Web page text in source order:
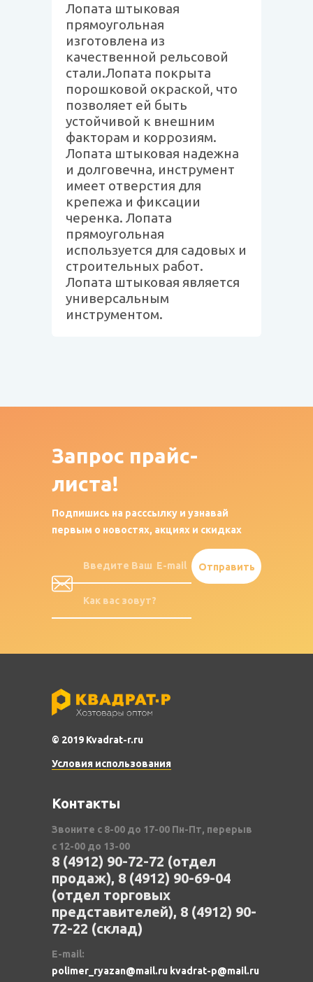
Лопата штыковая
прямоугольная
изготовлена из
качественной рельсовой
стали.Лопата покрыта
порошковой окраской, что
позволяет ей быть
устойчивой к внешним
факторам и коррозиям.
Лопата штыковая надежна
и долговечна, инструмент
имеет отверстия для
крепежа и фиксации
черенка. Лопата
прямоугольная
используется для садовых и
строительных работ.
Лопата штыковая является
универсальным
инструментом.
Запрос прайс-
листа!
Подпишись на расссылку и узнавай
первым о новостях, акциях и скидках
© 2019 Kvadrat-r.ru
Условия использования
Контакты
Звоните с 8-00 до 17-00 Пн-Пт, перерыв
с 12-00 до 13-00
8 (4912) 90-72-72 (отдел
продаж), 8 (4912) 90-69-04
(отдел торговых
представителей), 8 (4912) 90-
72-22 (склад)
E-mail:
polimer_ryazan@mail.ru kvadrat-p@mail.ru